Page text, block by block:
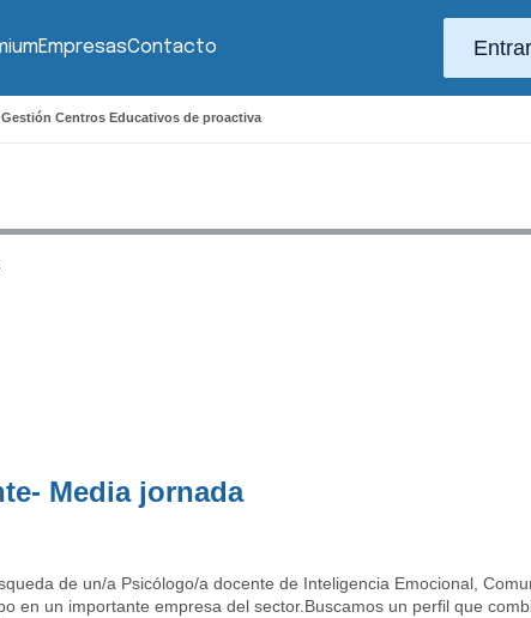
EmpresasContacto Entrar
Centros Educativos de proactiva
Media jornada
de un/a Psicólogo/a docente de Inteligencia Emocional,
en un importante empresa del sector.Buscamos un perfil que